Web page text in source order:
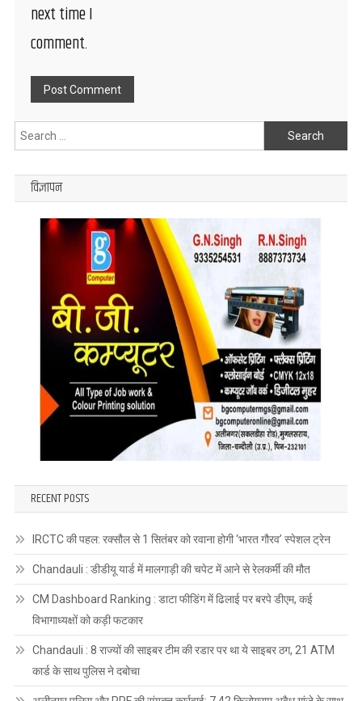
next time I
comment.
Search
for:
विज्ञापन
RECENT POSTS
IRCTC की पहल: रक्सौल से 1 सितंबर को रवाना होगी ‘भारत गौरव’ स्पेशल ट्रेन
Chandauli : डीडीयू यार्ड में मालगाड़ी की चपेट में आने से रेलकर्मी की मौत
CM Dashboard Ranking : डाटा फीडिंग में ढिलाई पर बरपे डीएम, कई
विभागाध्यक्षों को कड़ी फटकार
Chandauli : 8 राज्यों की साइबर टीम की रडार पर था ये साइबर ठग, 21 ATM
कार्ड के साथ पुलिस ने दबोचा